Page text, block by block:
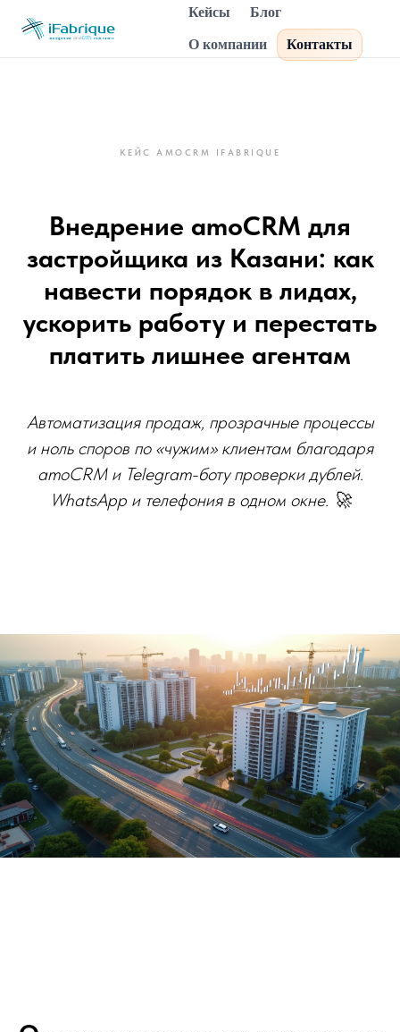
Кейсы Блог
О компании Контакты
КЕЙС AMOCRM IFABRIQUE
Внедрение amoCRM для
застройщика из Казани: как
навести порядок в лидах,
ускорить работу и перестать
платить лишнее агентам
Автоматизация продаж, прозрачные процессы
и ноль споров по «чужим» клиентам благодаря
amoCRM и Telegram-боту проверки дублей.
WhatsApp и телефония в одном окне. 🚀